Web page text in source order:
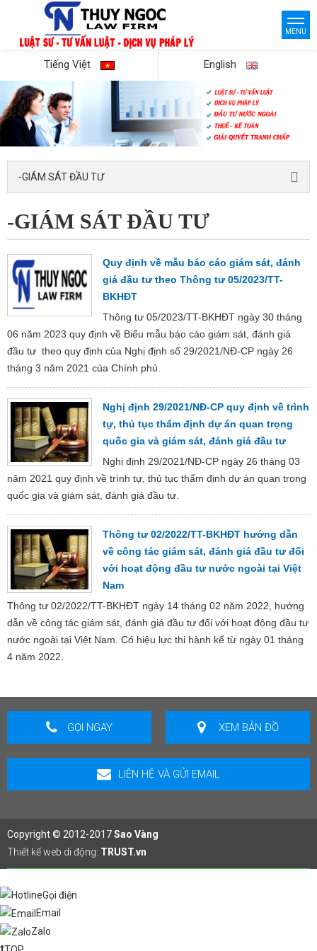
MENU
Tiếng Việt English
-GIÁM SÁT ĐẦU TƯ
-GIÁM SÁT ĐẦU TƯ
Quy định về mẫu báo cáo giám sát, đánh
giá đầu tư theo Thông tư 05/2023/TT-
BKHĐT
Thông tư 05/2023/TT-BKHĐT ngày 30 tháng
06 năm 2023 quy định về Biểu mẫu báo cáo giám sát, đánh giá
đầu tư theo quy định của Nghị định số 29/2021/NĐ-CP ngày 26
tháng 3 năm 2021 của Chính phủ.
Nghị định 29/2021/NĐ-CP quy định về trình
tự, thủ tục thẩm định dự án quan trọng
quốc gia và giám sát, đánh giá đầu tư
Nghị định 29/2021/NĐ-CP ngày 26 tháng 03
năm 2021 quy định về trình tự, thủ tục thẩm định dự án quan trọng
quốc gia và giám sát, đánh giá đầu tư.
Thông tư 02/2022/TT-BKHĐT hướng dẫn
về công tác giám sát, đánh giá đầu tư đối
với hoạt động đầu tư nước ngoài tại Việt
Nam
Thông tư 02/2022/TT-BKHĐT ngày 14 tháng 02 năm 2022, hướng
dẫn về công tác giám sát, đánh giá đầu tư đối với hoạt động đầu tư
nước ngoài tại Việt Nam. Có hiệu lực thi hành kể từ ngày 01 tháng
4 năm 2022.
GỌI NGAY XEM BẢN ĐỒ
LIÊN HỆ VÀ GỬI EMAIL
Copyright © 2012-2017Sao Vàng
Thiết kế web di động: TRUST.vn
Gọi điện
Email
Zalo